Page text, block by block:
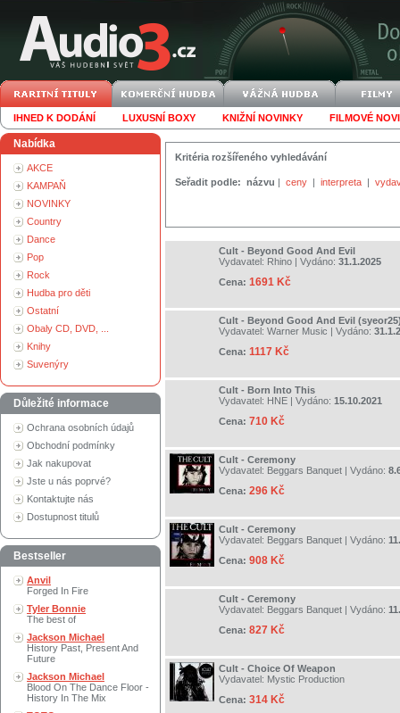
IHNED K DODÁNÍ LUXUSNÍ BOXY KNIŽNÍ NOVINKY FILMOVÉ
Nabídka
AKCE
KAMPAŇ
NOVINKY
Country
Dance
Pop
Rock
Hudba pro děti
Ostatní
Obaly CD, DVD, ...
Knihy
Suvenýry
Důležité informace
Ochrana osobních údajů
Obchodní podmínky
Jak nakupovat
Jste u nás poprvé?
Kontaktujte nás
Dostupnost titulů
Bestseller
Anvil
Forged In Fire
Tyler Bonnie
The best of
Jackson Michael
History Past, Present And
Future
Jackson Michael
Blood On The Dance Floor -
History In The Mix
Kritéria rozšířeného vyhledávání
Seřadit podle: názvu | ceny | interpreta |
Cult - Beyond Good And Evil
Vydavatel: Rhino | Vydáno: 31.1.2025
Cena: 1691 Kč
Cult - Beyond Good And Evil
Vydavatel: Warner Music | Vydáno:
Cena: 1117 Kč
Cult - Born Into This
Vydavatel: HNE | Vydáno: 15.10.2021
Cena: 710 Kč
Cult - Ceremony
Vydavatel: Beggars Banquet | Vydáno:
Cena: 296 Kč
Cult - Ceremony
Vydavatel: Beggars Banquet | Vydáno:
Cena: 908 Kč
Cult - Ceremony
Vydavatel: Beggars Banquet | Vydáno:
Cena: 827 Kč
Cult - Choice Of Weapon
Vydavatel: Mystic Production
Cena: 314 Kč